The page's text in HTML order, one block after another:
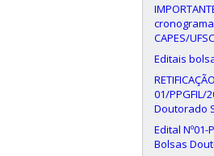
CAPES/UFSC
Editais
01/PPGFIL/
Doutorado
Edital Nº01-
Bolsas